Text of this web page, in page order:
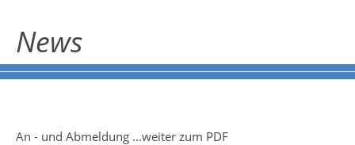
News
An - und Abmeldung ...weiter zum PDF